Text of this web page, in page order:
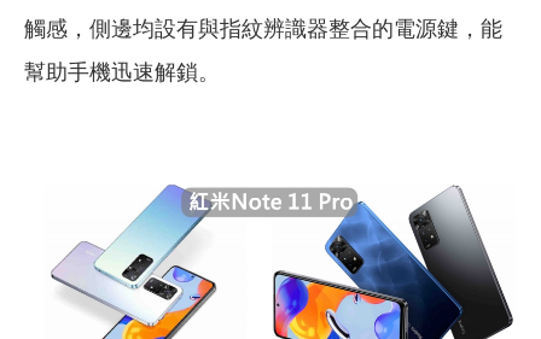
觸感，側邊均設有與指紋辨識器整合的電源鍵，能
幫助手機迅速解鎖。